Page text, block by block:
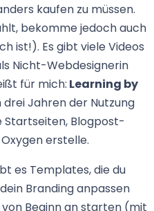
kaufen zu müssen.
bekomme jedoch auch
ist!). Es gibt viele Videos
Nicht-Webdesignerin
für mich: Learning by
drei Jahren der Nutzung
Startseiten, Blogpost-
erstelle.
es Templates, die du
Branding anpassen
Beginn an starten (mit